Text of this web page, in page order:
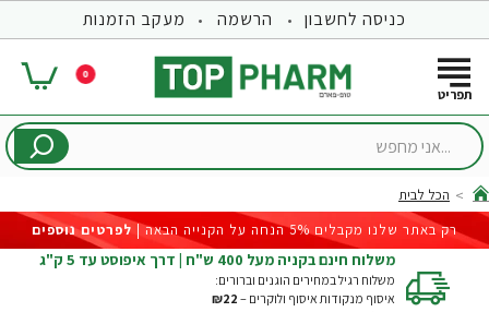
כניסה לחשבון הרשמה מעקב הזמנות
0
...אני
home
הכל לבית
רק באתר שלנו מקבלים 5% הנחה על הקנייה הבאה |
לפרטים נוספים
משלוח חינם בקניה מעל 400 ש"ח | דרך איפוסט עד 5 ק"ג
משלוח רגיל במחירים הוגנים וברורים:
איסוף מנקודות איסוף ולוקרים – ₪22